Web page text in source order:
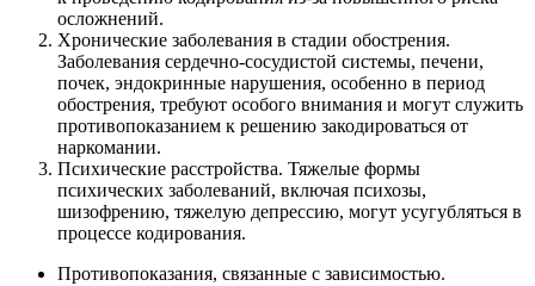
осложнений.
Хронические заболевания в стадии обострения.
Заболевания сердечно-сосудистой системы, печени,
почек, эндокринные нарушения, особенно в период
обострения, требуют особого внимания и могут служить
противопоказанием к решению закодироваться от
наркомании.
Психические расстройства. Тяжелые формы
психических заболеваний, включая психозы,
шизофрению, тяжелую депрессию, могут усугубляться в
процессе кодирования.
Противопоказания, связанные с зависимостью.